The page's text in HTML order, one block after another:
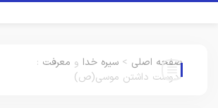
صفحه اصلی > سیره خدا و معرفت :
دوست داشتن موسی(ص)